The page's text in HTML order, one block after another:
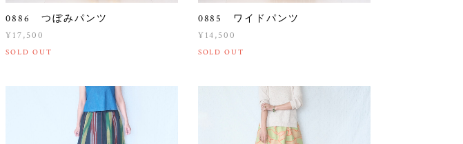
0886 つぼみパンツ
¥17,500
SOLD OUT
0885 ワイドパンツ
¥14,500
SOLD OUT